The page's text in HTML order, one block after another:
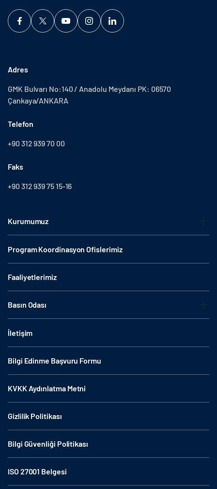
Adres
GMK Bulvarı No:140 / Anadolu Meydanı PK: 06570
Çankaya/ANKARA
Telefon
+90 312 939 70 00
Faks
+90 312 939 75 15-16
Kurumumuz
Program Koordinasyon Ofislerimiz
Faaliyetlerimiz
Basın Odası
İletişim
Bilgi Edinme Başvuru Formu
KVKK Aydınlatma Metni
Gizlilik Politikası
Bilgi Güvenliği Politikası
ISO 27001 Belgesi